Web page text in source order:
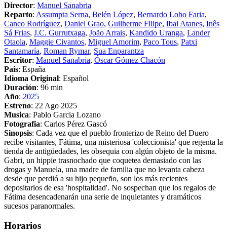
Director: Manuel Sanabria
Reparto: Assumpta Serna, Belén López, Bernardo Lobo Faria,
Canco Rodríguez, Daniel Grao, Guilherme Filipe, Ibai Atanes, Inês
Sá Frias, J.C. Gurrutxaga, João Arrais, Kandido Uranga, Lander
Otaola, Maggie Civantos, Miguel Amorim, Paco Tous, Patxi
Santamaría, Roman Rymar, Sua Enparantza
Escritor: Manuel Sanabria, Óscar Gómez Chacón
Pais: España
Idioma Original: Español
Duración: 96 min
Año: 2025
Estreno: 22 Ago 2025
Musica: Pablo Garcia Lozano
Fotografia: Carlos Pérez Gascó
Sinopsis: Cada vez que el pueblo fronterizo de Reino del Duero
recibe visitantes, Fátima, una misteriosa 'coleccionista' que regenta la
tienda de antigüedades, les obsequia con algún objeto de la misma.
Gabri, un hippie trasnochado que coquetea demasiado con las
drogas y Manuela, una madre de familia que no levanta cabeza
desde que perdió a su hijo pequeño, son los más recientes
depositarios de esa 'hospitalidad'. No sospechan que los regalos de
Fátima desencadenarán una serie de inquietantes y dramáticos
sucesos paranormales.
Horarios